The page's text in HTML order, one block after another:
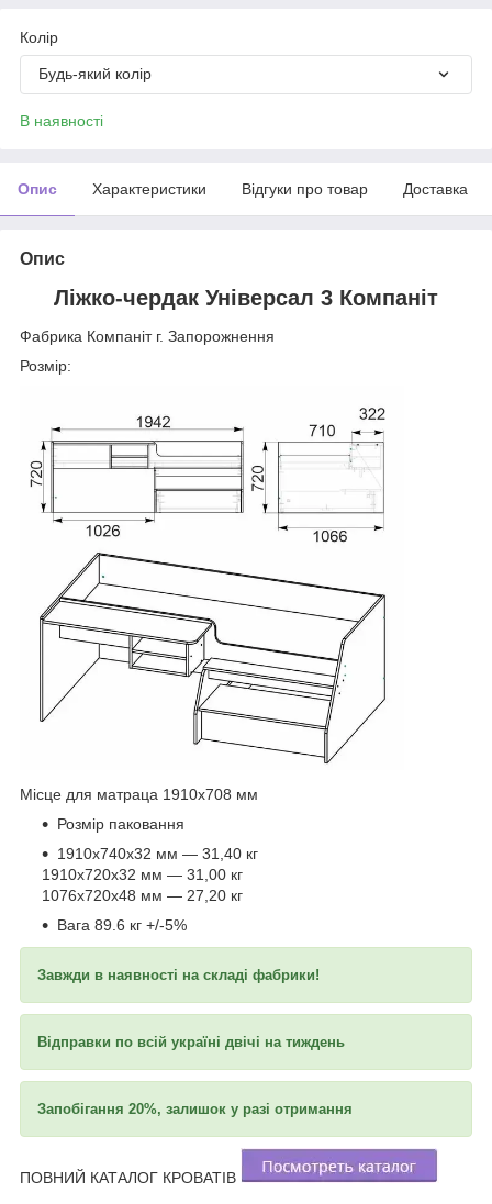
Колір
Будь-який колір
В наявності
Опис Характеристики Відгуки про товар Доставка
Опис
Ліжко-чердак Універсал 3 Компаніт
Фабрика Компаніт г. Запорожнення
Розмір:
Місце для матраца 1910х708 мм
Розмір паковання
1910х740х32 мм — 31,40 кг
1910х720х32 мм — 31,00 кг
1076х720х48 мм — 27,20 кг
Вага 89.6 кг +/-5%
Завжди в наявності на складі фабрики!
Відправки по всій україні двічі на тиждень
Запобігання 20%, залишок у разі отримання
ПОВНИЙ КАТАЛОГ КРОВАТІВ